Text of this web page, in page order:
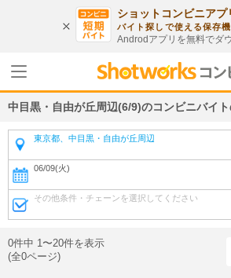
ショットコンビニアプ
バイト探しで使える保存機
Androdアプリを無料でダ
中目黒・自由が丘周辺(6/9)のコンビニバイ
東京都、中目黒・自由が丘周辺
06/09(火)
その他条件・チェーンを選択してください
0件中 1〜20件を表示
(全0ページ)